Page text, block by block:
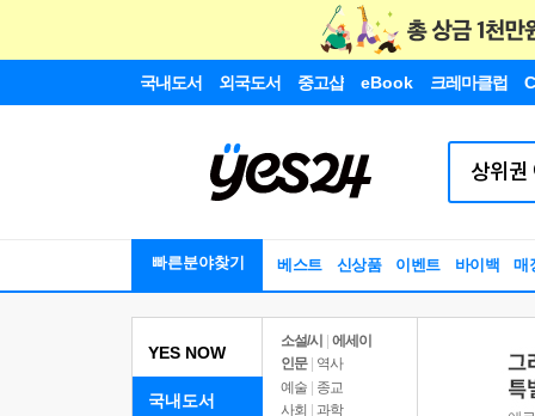
국내도서 외국도서 중고샵 eBook 크레마클럽
빠른분야찾기 베스트 신상품 이벤트 바이백 매
YES NOW
국내도서
소설/시
에세이
인문
역사
예술 | 종교
사회 | 과학